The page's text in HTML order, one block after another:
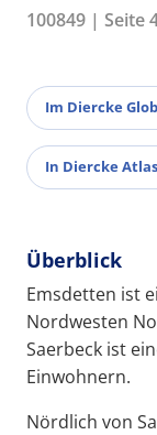
100849 | Seite
Im Diercke
In Diercke
Überblick
Emsdetten ist
Nordwesten
Saerbeck ist
Einwohnern.
Nördlich von